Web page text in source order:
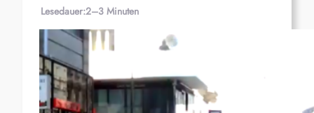
Lesedauer:2–3 Minuten